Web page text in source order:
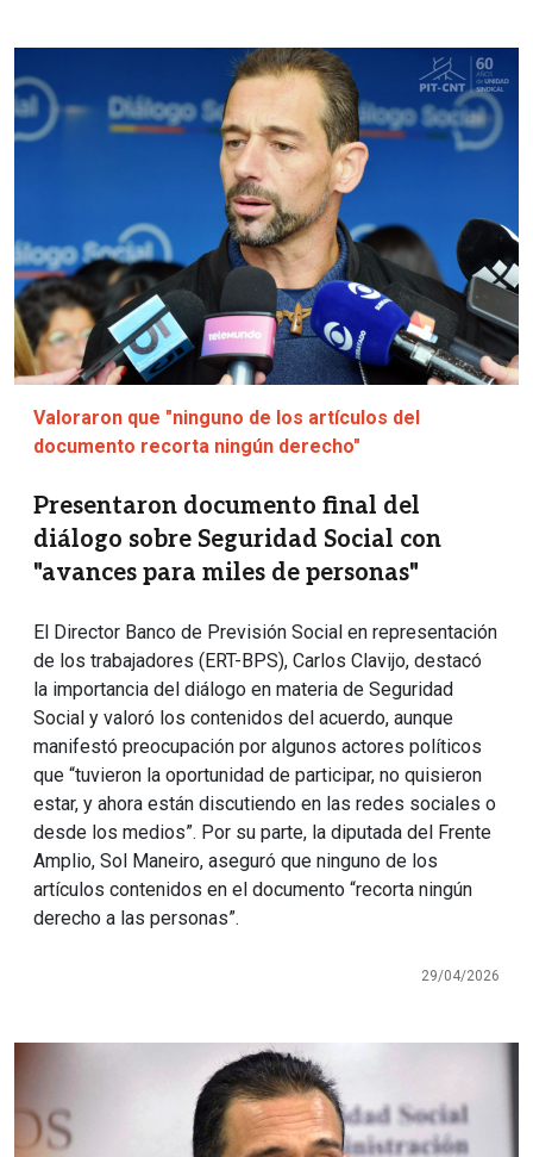
Valoraron que "ninguno de los artículos del
documento recorta ningún derecho"
Presentaron documento final del
diálogo sobre Seguridad Social con
"avances para miles de personas"
El Director Banco de Previsión Social en representación
de los trabajadores (ERT-BPS), Carlos Clavijo, destacó
la importancia del diálogo en materia de Seguridad
Social y valoró los contenidos del acuerdo, aunque
manifestó preocupación por algunos actores políticos
que “tuvieron la oportunidad de participar, no quisieron
estar, y ahora están discutiendo en las redes sociales o
desde los medios”. Por su parte, la diputada del Frente
Amplio, Sol Maneiro, aseguró que ninguno de los
artículos contenidos en el documento “recorta ningún
derecho a las personas”.
29/04/2026